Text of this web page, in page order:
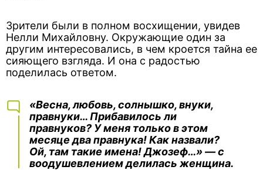
Зрители были в полном восхищении, увидев
Нелли Михайловну. Окружающие один за
другим интересовались, в чем кроется тайна ее
сияющего взгляда. И она с радостью
поделилась ответом.
«Весна, любовь, солнышко, внуки,
правнуки… Прибавилось ли
правнуков? У меня только в этом
месяце два правнука! Как назвали?
Ой, там такие имена! Джозеф…» — с
воодушевлением делилась женщина.